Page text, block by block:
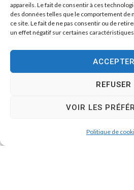
appareils. Le fait de consentir à ces
des données telles que le comportement de
ce site. Le fait de ne pas consentir ou de
un effet négatif sur certaines
ACCEPTER
REFUSER
VOIR LES
Politique de